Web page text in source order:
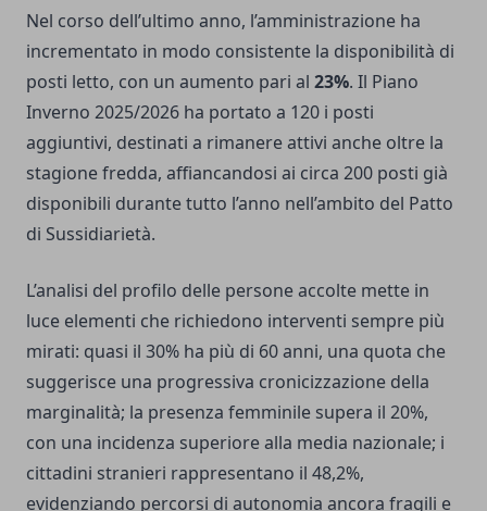
Nel corso dell’ultimo anno, l’amministrazione ha
incrementato in modo consistente la disponibilità di
posti letto, con un aumento pari al 23%. Il Piano
Inverno 2025/2026 ha portato a 120 i posti
aggiuntivi, destinati a rimanere attivi anche oltre la
stagione fredda, affiancandosi ai circa 200 posti già
disponibili durante tutto l’anno nell’ambito del Patto
di Sussidiarietà.
L’analisi del profilo delle persone accolte mette in
luce elementi che richiedono interventi sempre più
mirati: quasi il 30% ha più di 60 anni, una quota che
suggerisce una progressiva cronicizzazione della
marginalità; la presenza femminile supera il 20%,
con una incidenza superiore alla media nazionale; i
cittadini stranieri rappresentano il 48,2%,
evidenziando percorsi di autonomia ancora fragili e